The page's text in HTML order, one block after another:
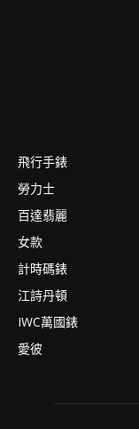
飛行手錶
勞力士
百達翡麗
女款
計時碼錶
江詩丹頓
IWC萬國錶
愛彼